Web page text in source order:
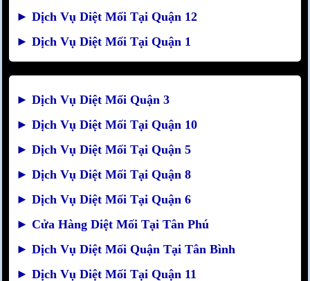
► Dịch Vụ Diệt Mối Tại Quận 12
► Dịch Vụ Diệt Mối Tại Quận 1
► Dịch Vụ Diệt Mối Quận 3
► Dịch Vụ Diệt Mối Tại Quận 10
► Dịch Vụ Diệt Mối Tại Quận 5
► Dịch Vụ Diệt Mối Tại Quận 8
► Dịch Vụ Diệt Mối Tại Quận 6
► Cửa Hàng Diệt Mối Tại Tân Phú
► Dịch Vụ Diệt Mối Quận Tại Tân Bình
► Dịch Vụ Diệt Mối Tại Quận 11